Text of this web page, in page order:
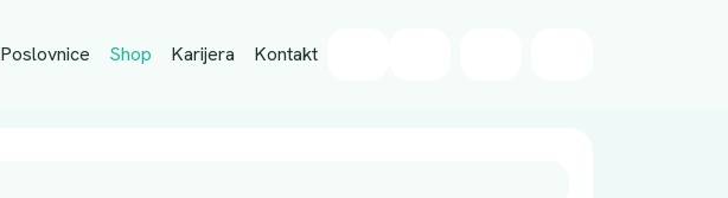
Poslovnice Shop Karijera Kontakt